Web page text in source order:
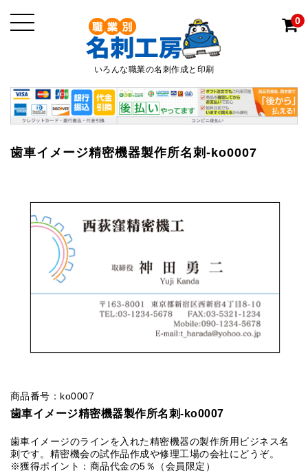
いろんな職業の名刺作成と印刷
0
歯車イメージ精密機器製作所名刺-ko0007
商品番号：ko0007
歯車イメージ精密機器製作所名刺-ko0007
歯車イメージのラインを入れた精密機器の製作所用ビジネス名
刺です。精密機会の試作品作成や修理工場の会社にどうぞ。
※獲得ポイント：商品代金の5％（会員限定）